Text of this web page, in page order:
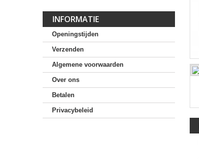
INFORMATIE
Openingstijden
Verzenden
Algemene voorwaarden
Over ons
Betalen
Privacybeleid